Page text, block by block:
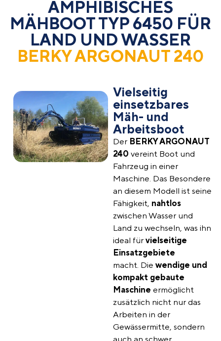
AMPHIBISCHES
MÄHBOOT TYP 6450 FÜR
LAND UND WASSER
BERKY ARGONAUT 240
Vielseitig
einsetzbares
Mäh- und
Arbeitsboot​
Der BERKY ARGONAUT
240vereint Boot und
Fahrzeug in einer
Maschine. Das Besondere
an diesem Modell ist seine
Fähigkeit, nahtlos
zwischen Wasser und
Land zu wechseln, was ihn
ideal fürvielseitige
Einsatzgebiete
macht. Diewendige und
kompakt gebaute
Maschineermöglicht
zusätzlich nicht nur das
Arbeiten in der
Gewässermitte, sondern